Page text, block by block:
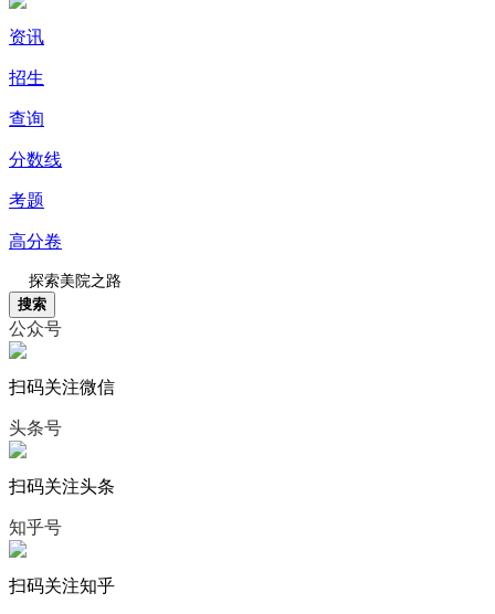
资讯
招生
查询
分数线
考题
高分卷
搜索
公众号
扫码关注微信
头条号
扫码关注头条
知乎号
扫码关注知乎